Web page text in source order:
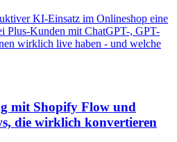
KI-Einsatz im Onlineshop eine
Plus-Kunden mit ChatGPT-, GPT-
wirklich live haben - und welche
mit Shopify Flow und
die wirklich konvertieren